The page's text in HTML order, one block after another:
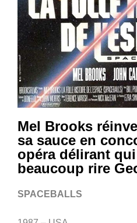
Mel Brooks
sa sauce en
opéra délirant
beaucoup rire
SPACEBALLS